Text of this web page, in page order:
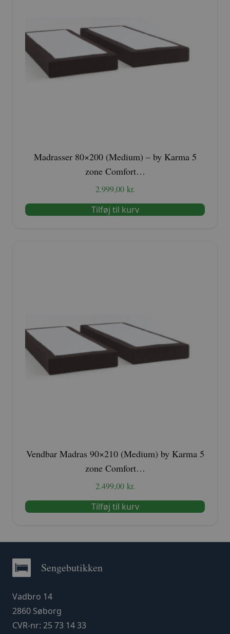
Madrasser 80×200 (Medium) – by Karma 5
zone Comfort…
2.999,00 kr.
Tilføj til kurv
Vendbar Madras 90×210 (Medium) by Karma 5
zone Comfort…
2.499,00 kr.
Tilføj til kurv
Sengebutikken
Vadbro 14
2860 Søborg
CVR-nr: 25 73 14 33